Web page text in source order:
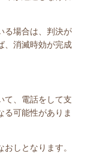
場合は、 判決が
、消滅時効が完成
て、電話をして支
る可能性がありま
しとなります。